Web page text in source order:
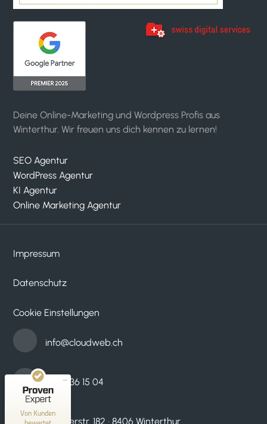
Deine Online-Marketing und Wordpress Profis aus
Winterthur. Wir freuen uns dich kennen zu lernen!
SEO Agentur
WordPress Agentur
KI Agentur
Online Marketing Agentur
Impressum
Datenschutz
Cookie Einstellungen
Zürcherstr. 182 · 8406 Winterthur
052 536 15 04
info@cloudweb.ch
Von Kunden
Empfehlungen auf
SEHR GUT
4,95 / 5,00
53
Bewertungen von 2
anderen Quellen